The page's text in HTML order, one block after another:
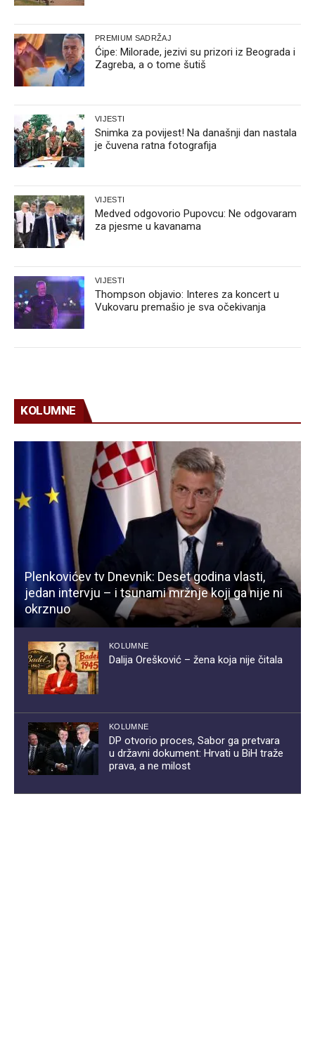
PREMIUM SADRŽAJ
Ćipe: Milorade, jezivi su prizori iz Beograda i
Zagreba, a o tome šutiš
VIJESTI
Snimka za povijest! Na današnji dan nastala
je čuvena ratna fotografija
VIJESTI
Medved odgovorio Pupovcu: Ne odgovaram
za pjesme u kavanama
VIJESTI
Thompson objavio: Interes za koncert u
Vukovaru premašio je sva očekivanja
KOLUMNE
Plenkovićev tv Dnevnik: Deset godina vlasti,
jedan intervju – i tsunami mržnje koji ga nije ni
okrznuo
KOLUMNE
Dalija Orešković – žena koja nije čitala
KOLUMNE
DP otvorio proces, Sabor ga pretvara
u državni dokument: Hrvati u BiH traže
prava, a ne milost